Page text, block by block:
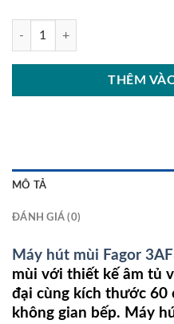
Máy hút mùi Fagor 3AF3-641X
THÊM
MÔ TẢ
ĐÁNH GIÁ (0)
Máy hút mùi Fagor
mùi với thiết kế âm tủ
đại cùng kích thước 60
không gian bếp. Máy